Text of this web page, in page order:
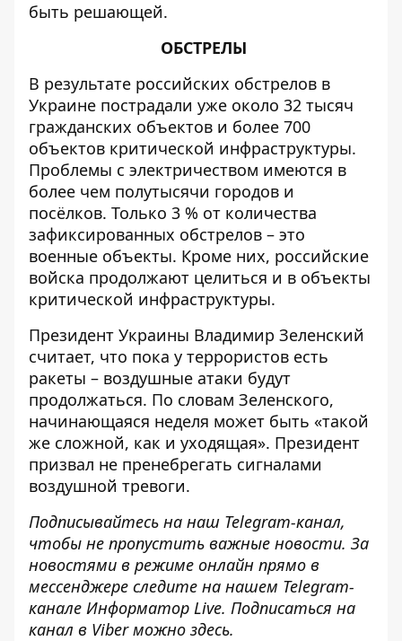
быть решающей.
ОБСТРЕЛЫ
В результате российских обстрелов в
Украине пострадали уже около 32 тысяч
гражданских объектов и более 700
объектов критической инфраструктуры.
Проблемы с электричеством имеются в
более чем полутысячи городов и
посёлков. Только 3 % от количества
зафиксированных обстрелов – это
военные объекты. Кроме них, российские
войска продолжают целиться и в объекты
критической инфраструктуры.
Президент Украины Владимир Зеленский
считает, что пока у террористов есть
ракеты – воздушные атаки будут
продолжаться. По словам Зеленского,
начинающаяся неделя может быть «такой
же сложной, как и уходящая». Президент
призвал не пренебрегать сигналами
воздушной тревоги.
Подписывайтесь на наш Telegram-канал,
чтобы не пропустить важные новости. За
новостями в режиме онлайн прямо в
мессенджере следите на нашем Telegram-
канале Информатор Live. Подписаться на
канал в Viber можно здесь.